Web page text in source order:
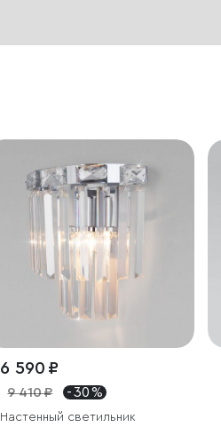
6 590 ₽
9 410 ₽ - 30 %
Настенный светильник